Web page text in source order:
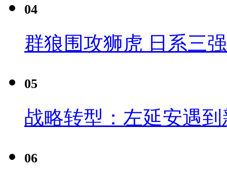
04
群狼围攻狮虎 日系三
05
战略转型：左延安遇
06